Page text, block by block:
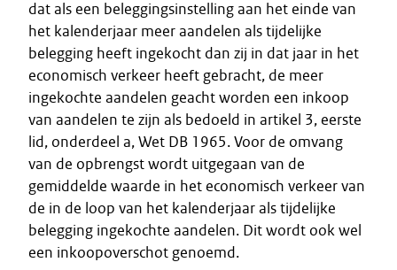
dat als een beleggingsinstelling aan het einde van
het kalenderjaar meer aandelen als tijdelijke
belegging heeft ingekocht dan zij in dat jaar in het
economisch verkeer heeft gebracht, de meer
ingekochte aandelen geacht worden een inkoop
van aandelen te zijn als bedoeld in artikel 3, eerste
lid, onderdeel a, Wet DB 1965. Voor de omvang
van de opbrengst wordt uitgegaan van de
gemiddelde waarde in het economisch verkeer van
de in de loop van het kalenderjaar als tijdelijke
belegging ingekochte aandelen. Dit wordt ook wel
een inkoopoverschot genoemd.